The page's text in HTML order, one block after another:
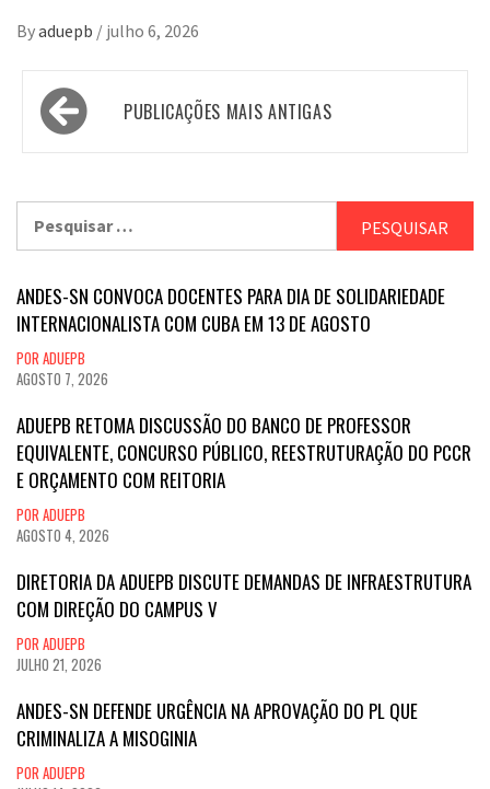
Byaduepb / julho 6, 2026
Navegação
por PUBLICAÇÕES MAIS ANTIGAS
ANDES-SN CONVOCA DOCENTES PARA DIA DE SOLIDARIEDADE
INTERNACIONALISTA COM CUBA EM 13 DE AGOSTO
POR ADUEPB
AGOSTO 7, 2026
ADUEPB RETOMA DISCUSSÃO DO BANCO DE PROFESSOR
EQUIVALENTE, CONCURSO PÚBLICO, REESTRUTURAÇÃO DO PCCR
E ORÇAMENTO COM REITORIA
POR ADUEPB
AGOSTO 4, 2026
DIRETORIA DA ADUEPB DISCUTE DEMANDAS DE INFRAESTRUTURA
COM DIREÇÃO DO CAMPUS V
POR ADUEPB
JULHO 21, 2026
ANDES-SN DEFENDE URGÊNCIA NA APROVAÇÃO DO PL QUE
CRIMINALIZA A MISOGINIA
POR ADUEPB